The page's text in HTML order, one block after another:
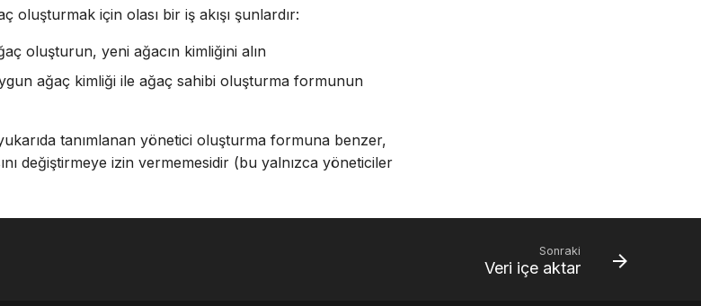
oluşturmak için olası bir iş akışı şunlardır:
oluşturun, yeni ağacın kimliğini alın
ağaç kimliği ile ağaç sahibi oluşturma formunun
tanımlanan yönetici oluşturma formuna benzer,
değiştirmeye izin vermemesidir (bu yalnızca yöneticiler
Sonraki
Veri içe aktar